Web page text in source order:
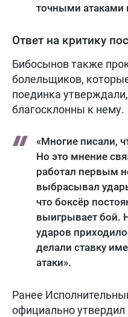
точными атаками
Ответ на критику
Бибосынов также
болельщиков,
поединка
благосклонны к нему.
«Многие писали,
Но это мнение
работал первым
выбрасывал
что боксёр
выигрывает бой.
ударов
делали ставку
атаки».
Ранее
официально